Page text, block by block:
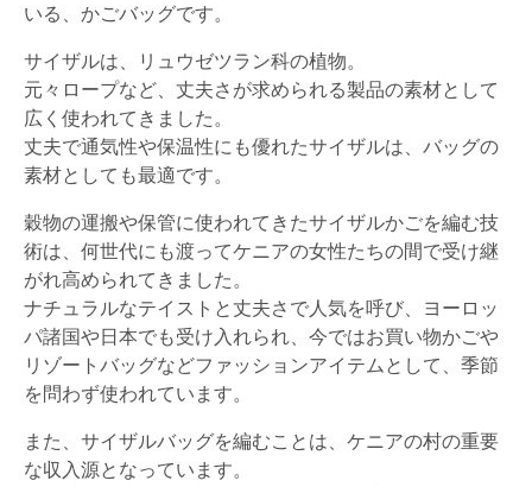
いる、かごバッグです。
サイザルは、リュウゼツラン科の植物。
元々ロープなど、丈夫さが求められる製品の素材として
広く使われてきました。
丈夫で通気性や保温性にも優れたサイザルは、バッグの
素材としても最適です。
穀物の運搬や保管に使われてきたサイザルかごを編む技
術は、何世代にも渡ってケニアの女性たちの間で受け継
がれ高められてきました。
ナチュラルなテイストと丈夫さで人気を呼び、ヨーロッ
パ諸国や日本でも受け入れられ、今ではお買い物かごや
リゾートバッグなどファッションアイテムとして、季節
を問わず使われています。
また、サイザルバッグを編むことは、ケニアの村の重要
な収入源となっています。